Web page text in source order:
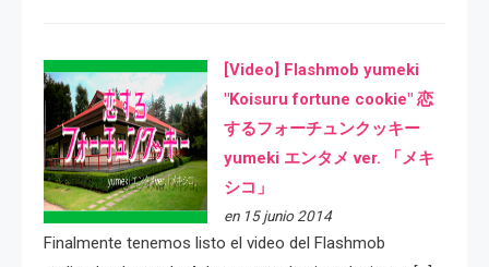
[Video] Flashmob yumeki
"Koisuru fortune cookie" 恋
するフォーチュンクッキー
yumeki エンタメ ver. 「メキ
シコ」
en 15 junio 2014
Finalmente tenemos listo el video del Flashmob